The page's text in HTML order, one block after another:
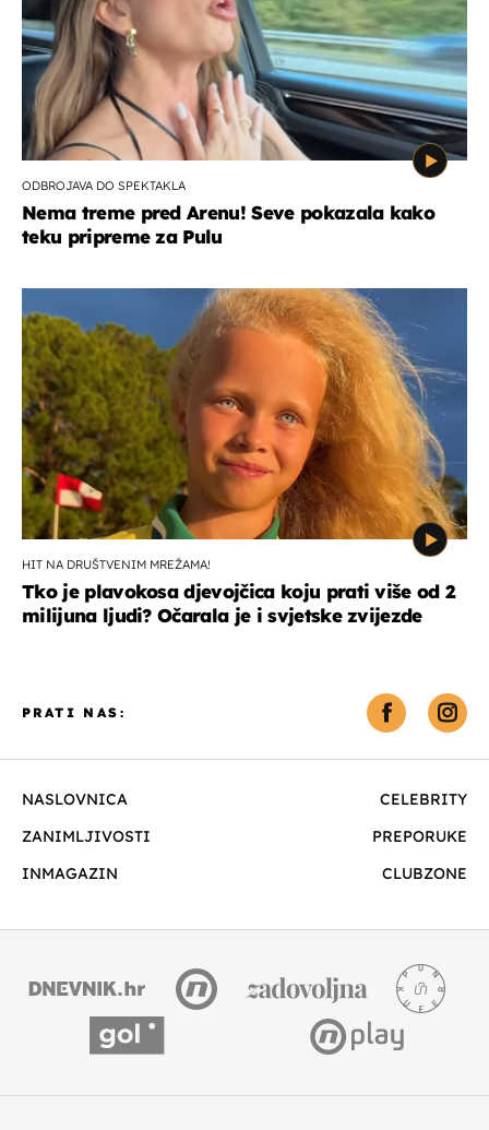
ODBROJAVA DO SPEKTAKLA
Nema treme pred Arenu! Seve pokazala kako
teku pripreme za Pulu
HIT NA DRUŠTVENIM MREŽAMA!
Tko je plavokosa djevojčica koju prati više od 2
milijuna ljudi? Očarala je i svjetske zvijezde
NASLOVNICA
CELEBRITY
ZANIMLJIVOSTI
PREPORUKE
INMAGAZIN
CLUBZONE
PRATI NAS: